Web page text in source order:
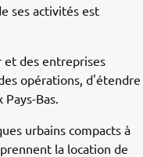
ses activités est
et des entreprises
opérations, d'étendre
Bas.
urbains compacts à
la location de